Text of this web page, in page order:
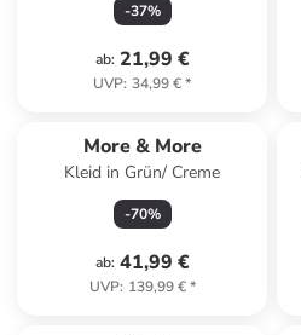
-37%
ab: 21,99 €
UVP: 34,99 €*
More & More
Kleid in Grün/ Creme
-70%
ab: 41,99 €
UVP: 139,99 €*